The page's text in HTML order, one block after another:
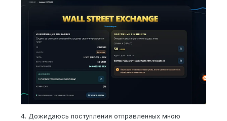
4. Дожидаюсь поступления отправленных мною